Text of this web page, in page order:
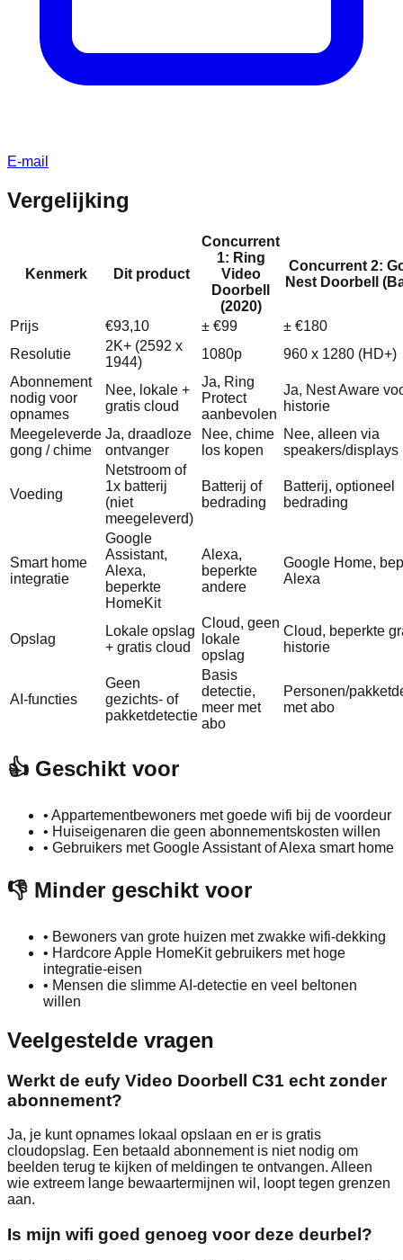
E-mail
Vergelijking
Kenmerk Dit product
Concurrent
1: Ring
Video
Doorbell
(2020)
Concurrent 2:
Nest Doorbell
Prijs €93,10 ± €99
± €180
Resolutie
2K+ (2592 x
1944)
1080p
960 x 1280 (HD+)
Abonnement
nodig voor
opnames
Nee, lokale +
gratis cloud
Ja, Ring
Protect
aanbevolen
Ja, Nest Aware
historie
Meegeleverde
gong / chime
Ja, draadloze
ontvanger
Nee, chime
los kopen
Nee, alleen via
speakers/displays
Voeding
Netstroom of
1x batterij
(niet
meegeleverd)
Batterij of
bedrading
Batterij, optioneel
bedrading
Smart home
integratie
Google
Assistant,
Alexa,
beperkte
HomeKit
Alexa,
beperkte
andere
Google Home,
Alexa
Opslag
Lokale opslag
+ gratis cloud
Cloud, geen
lokale
opslag
Cloud, beperkte
historie
AI-functies
Geen
gezichts- of
pakketdetectie
Basis
detectie,
meer met
abo
Personen/
met abo
👍 Geschikt voor
• Appartementbewoners met goede wifi bij de voordeur
• Huiseigenaren die geen abonnementskosten willen
• Gebruikers met Google Assistant of Alexa smart home
👎 Minder geschikt voor
• Bewoners van grote huizen met zwakke wifi-dekking
• Hardcore Apple HomeKit gebruikers met hoge
integratie-eisen
• Mensen die slimme AI-detectie en veel beltonen
willen
Veelgestelde vragen
Werkt de eufy Video Doorbell C31 echt zonder
abonnement?
Ja, je kunt opnames lokaal opslaan en er is gratis
cloudopslag. Een betaald abonnement is niet nodig om
beelden terug te kijken of meldingen te ontvangen. Alleen
wie extreem lange bewaartermijnen wil, loopt tegen grenzen
aan.
Is mijn wifi goed genoeg voor deze deurbel?